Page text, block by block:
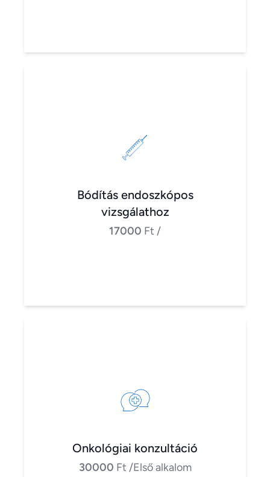
Bódítás endoszkópos
vizsgálathoz
17000 Ft /
Onkológiai konzultáció
30000 Ft /Első alkalom